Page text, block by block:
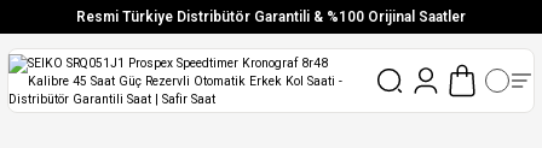
Resmi Türkiye Distribütör Garantili & %100 Orijinal Saatler
Vade Farksız 6 Taksit
Aynı Gün Stoktan Gönderim
Ücretsiz Kargo